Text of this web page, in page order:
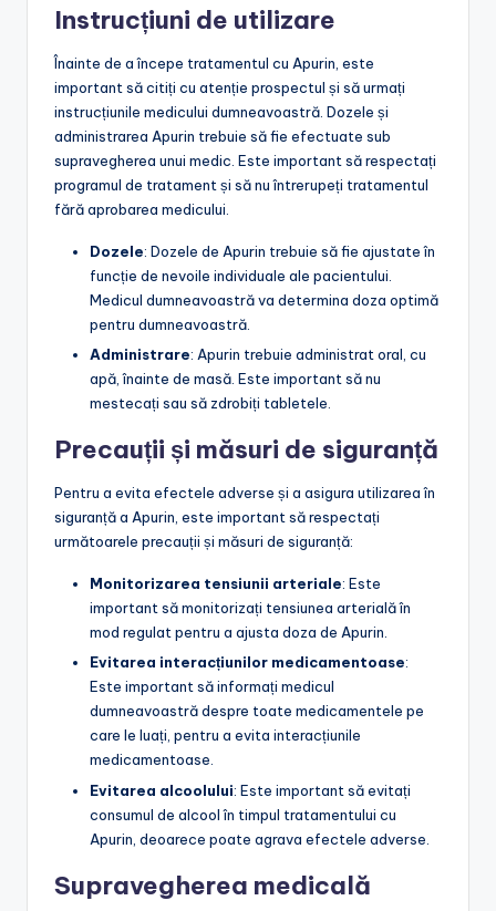
Instrucțiuni de utilizare
Înainte de a începe tratamentul cu Apurin, este
important să citiți cu atenție prospectul și să urmați
instrucțiunile medicului dumneavoastră. Dozele și
administrarea Apurin trebuie să fie efectuate sub
supravegherea unui medic. Este important să respectați
programul de tratament și să nu întrerupeți tratamentul
fără aprobarea medicului.
Dozele: Dozele de Apurin trebuie să fie ajustate în
funcție de nevoile individuale ale pacientului.
Medicul dumneavoastră va determina doza optimă
pentru dumneavoastră.
Administrare: Apurin trebuie administrat oral, cu
apă, înainte de masă. Este important să nu
mestecați sau să zdrobiți tabletele.
Precauții și măsuri de siguranță
Pentru a evita efectele adverse și a asigura utilizarea în
siguranță a Apurin, este important să respectați
următoarele precauții și măsuri de siguranță:
Monitorizarea tensiunii arteriale: Este
important să monitorizați tensiunea arterială în
mod regulat pentru a ajusta doza de Apurin.
Evitarea interacțiunilor medicamentoase:
Este important să informați medicul
dumneavoastră despre toate medicamentele pe
care le luați, pentru a evita interacțiunile
medicamentoase.
Evitarea alcoolului: Este important să evitați
consumul de alcool în timpul tratamentului cu
Apurin, deoarece poate agrava efectele adverse.
Supravegherea medicală